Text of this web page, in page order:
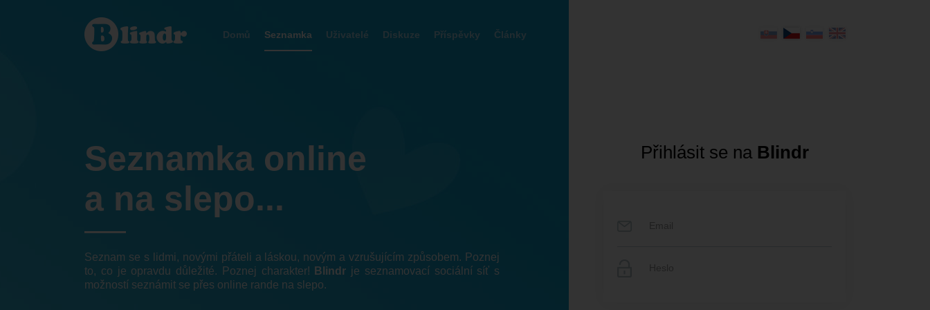
Domů Seznamka Uživatelé Diskuze Příspěvky Články
Seznamka online
a na slepo...
Seznam se s lidmi, novými přáteli a láskou, novým a vzrušujícím způsobem. Poznej
to, co je opravdu důležité. Poznej charakter! Blindr je seznamovací sociální síť s
možností seznámit se přes online rande na slepo.
Přihlásit se na Blindr